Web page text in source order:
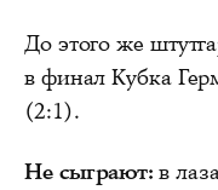
До этого же
в финал Кубка
(2:1).
Не сыграют: в